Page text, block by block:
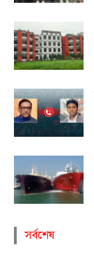
সর্বশেষ